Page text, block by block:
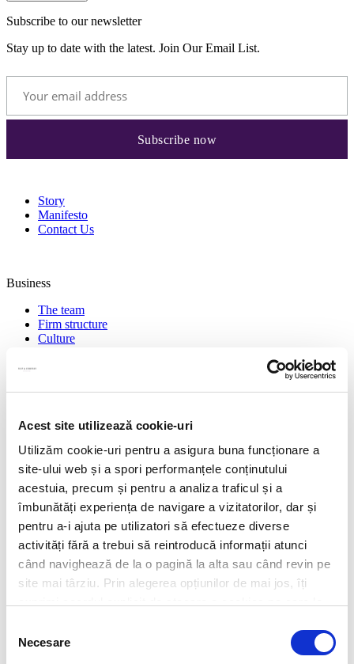
Acest site utilizează cookie-uri
Utilizăm cookie-uri pentru a asigura buna funcționare a
site-ului web și a spori performanțele conținutului
acestuia, precum și pentru a analiza traficul și a
îmbunătăți experiența de navigare a vizitatorilor, dar și
pentru a-i ajuta pe utilizatori să efectueze diverse
activități fără a trebui să reintroducă informații atunci
când navighează de la o pagină la alta sau când revin pe
site mai târziu. Prin alegerea opțiunilor de mai jos, îți
consimțământului
Necesare
Subscribe to our newsletter
Stay up to date with the latest. Join Our Email List.
Story
Manifesto
Contact Us
Business
The team
Firm structure
Culture
Future colleagues
Insights
Coronavirus taskforce
Legal news
Press releases
Legal
Privacy policy
Cookie policy
Regulament - A time to speak